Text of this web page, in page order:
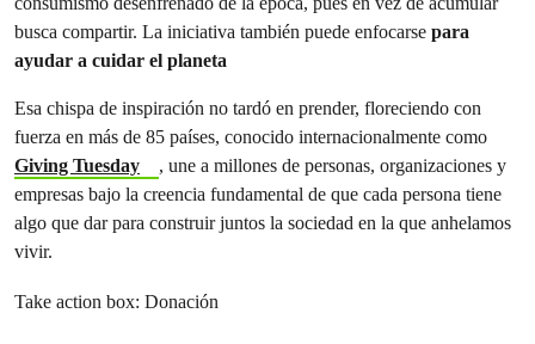
busca compartir. La iniciativa también puede enfocarse para
ayudar a cuidar el planeta
Esa chispa de inspiración no tardó en prender, floreciendo con
fuerza en más de 85 países, conocido internacionalmente como
Giving Tuesday
, une a millones de personas, organizaciones y
empresas bajo la creencia fundamental de que cada persona tiene
algo que dar para construir juntos la sociedad en la que anhelamos
vivir.
Take action box: Donación